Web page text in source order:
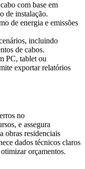
com base em
de instalação.
de energia e emissões
incluindo
de cabos.
PC, tablet ou
exportar relatórios
no
e assegura
obras residenciais
dados técnicos claros
orçamentos.